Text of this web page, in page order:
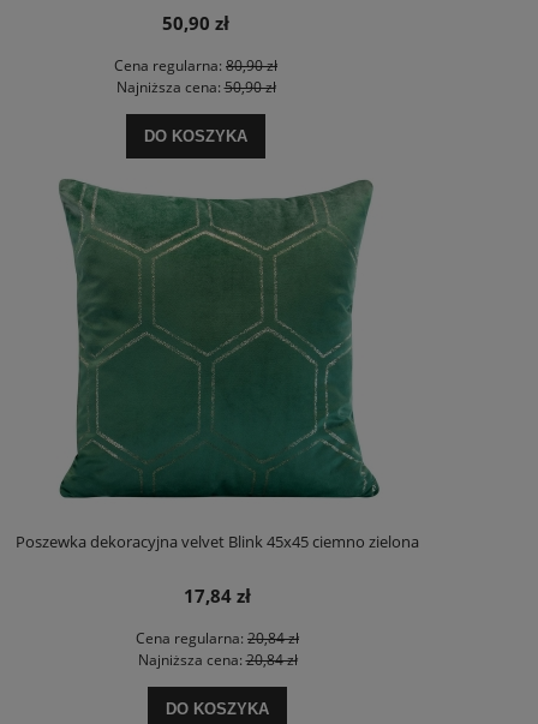
50,90 zł
Cena regularna: 80,90 zł
Najniższa cena:50,90 zł
DO KOSZYKA
Poszewka dekoracyjna velvet Blink 45x45 ciemno zielona
17,84 zł
Cena regularna: 20,84 zł
Najniższa cena:20,84 zł
DO KOSZYKA